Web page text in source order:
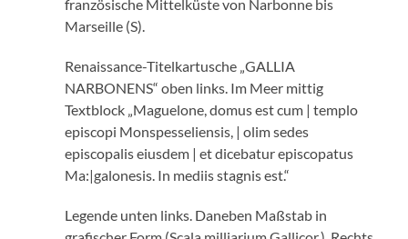
französische Mittelküste von Narbonne bis
Marseille (S).
Renaissance-Titelkartusche „GALLIA
NARBONENS“ oben links. Im Meer mittig
Textblock „Maguelone, domus est cum | templo
episcopi Monspesseliensis, | olim sedes
episcopalis eiusdem | et dicebatur episcopatus
Ma:|galonesis. In mediis stagnis est.“
Legende unten links. Daneben Maßstab in